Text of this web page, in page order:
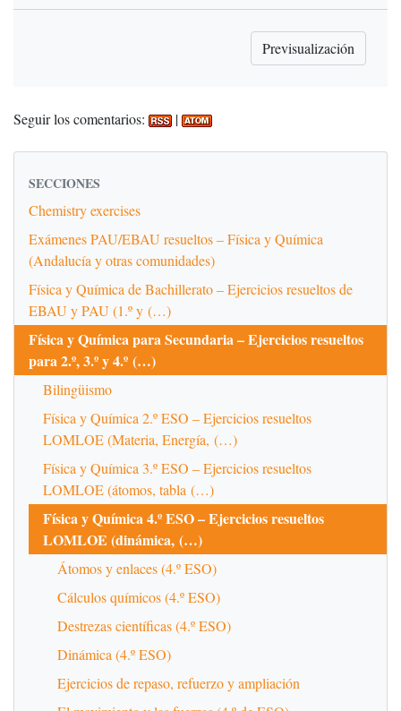
Seguir los comentarios: |
SECCIONES
Chemistry exercises
Exámenes PAU/EBAU resueltos – Física y Química
(Andalucía y otras comunidades)
Física y Química de Bachillerato – Ejercicios resueltos de
EBAU y PAU (1.º y (…)
Física y Química para Secundaria – Ejercicios resueltos
para 2.º, 3.º y 4.º (…)
Bilingüismo
Física y Química 2.º ESO – Ejercicios resueltos
LOMLOE (Materia, Energía, (…)
Física y Química 3.º ESO – Ejercicios resueltos
LOMLOE (átomos, tabla (…)
Física y Química 4.º ESO – Ejercicios resueltos
LOMLOE (dinámica, (…)
Átomos y enlaces (4.º ESO)
Cálculos químicos (4.º ESO)
Destrezas científicas (4.º ESO)
Dinámica (4.º ESO)
Ejercicios de repaso, refuerzo y ampliación